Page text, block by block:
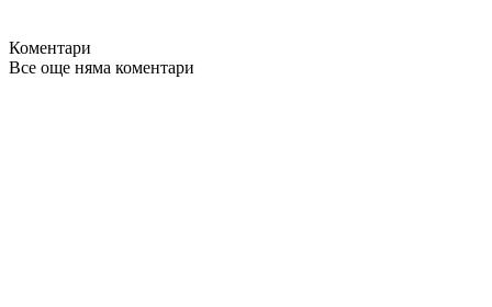
Коментари
Все още няма коментари